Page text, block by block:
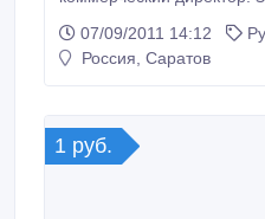
07/09/2011 14:12
Россия, Саратов
1 руб.